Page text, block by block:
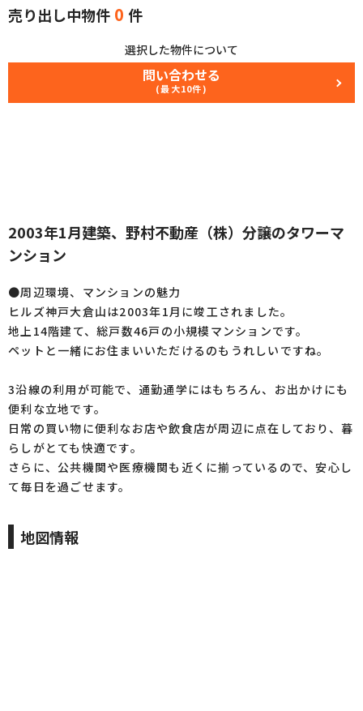
売り出し中物件 0 件
選択した物件について
問い合わせる
(最大10件)
2003年1月建築、野村不動産（株）分譲のタワーマ
ンション
●周辺環境、マンションの魅力
ヒルズ神戸大倉山は2003年1月に竣工されました。
地上14階建て、総戸数46戸の小規模マンションです。
ペットと一緒にお住まいいただけるのもうれしいですね。
3沿線の利用が可能で、通勤通学にはもちろん、お出かけにも
便利な立地です。
日常の買い物に便利なお店や飲食店が周辺に点在しており、暮
らしがとても快適です。
さらに、公共機関や医療機関も近くに揃っているので、安心し
て毎日を過ごせます。
地図情報